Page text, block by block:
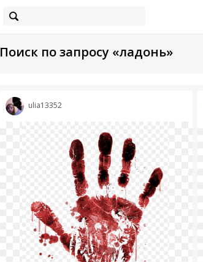
Поиск по запросу «ладонь»
ulia13352